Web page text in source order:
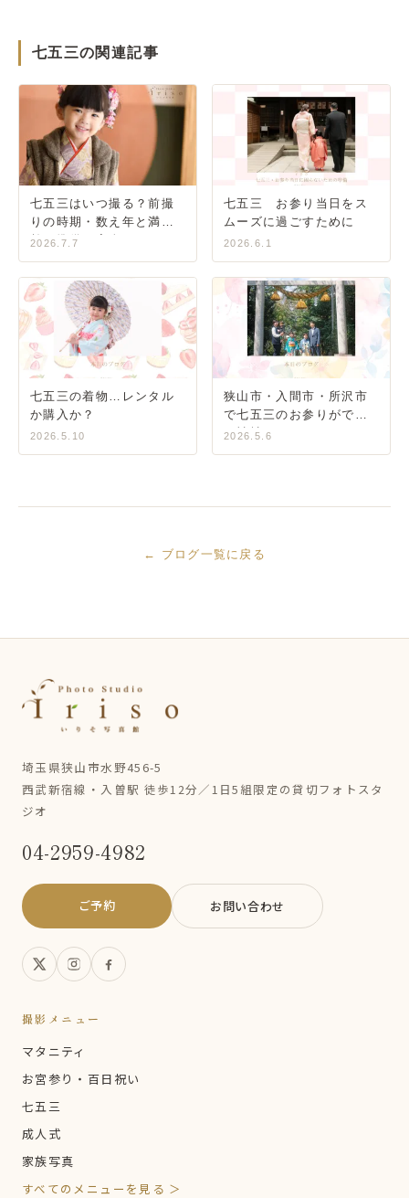
七五三の関連記事
七五三はいつ撮る？前撮
りの時期・数え年と満年
齢・準備の完全ガイド
2026.7.7
七五三 お参り当日をス
ムーズに過ごすために
2026.6.1
七五三の着物…レンタル
か購入か？
2026.5.10
狭山市・入間市・所沢市
で七五三のお参りができ
る神社
2026.5.6
← ブログ一覧に戻る
埼玉県狭山市水野456-5
西武新宿線・入曽駅 徒歩12分／1日5組限定の貸切フォトスタ
ジオ
04-2959-4982
ご予約 お問い合わせ
撮影メニュー
マタニティ
お宮参り・百日祝い
七五三
成人式
家族写真
すべてのメニューを見る ＞